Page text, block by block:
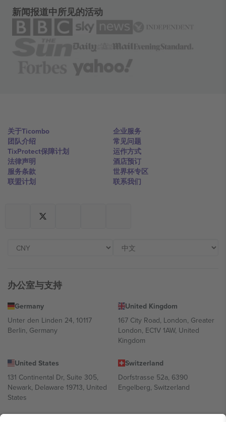
新闻报道中所见的活动
关于Ticombo
团队介绍
TixProtect保障计划
法律声明
服务条款
联盟计划
企业服务
常见问题
运作方式
酒店预订
世界杯专区
联系我们
办公室与支持
Germany
Unter den Linden 24, 10117
Berlin, Germany
United Kingdom
167 City Road, London, Greater
London, EC1V 1AW, United
Kingdom
United States
131 Continental Dr, Suite 305,
Newark, Delaware 19713, United
States
Switzerland
Dorfstrasse 52a, 6390
Engelberg, Switzerland